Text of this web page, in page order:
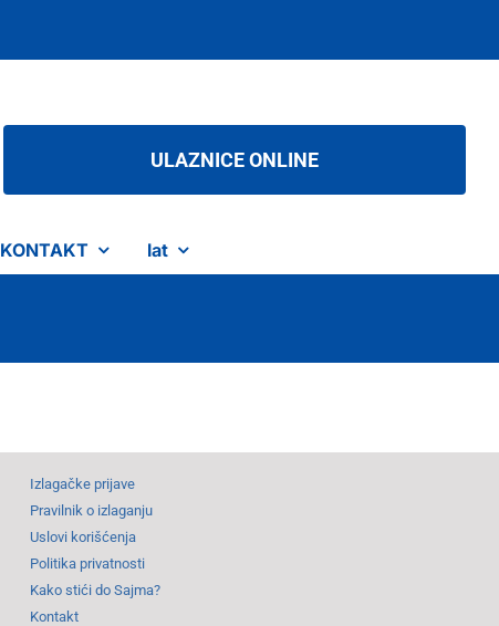
ULAZNICE ONLINE
KONTAKT lat
Izlagačke prijave
Pravilnik o izlaganju
Uslovi korišćenja
Politika privatnosti
Kako stići do Sajma?
Kontakt